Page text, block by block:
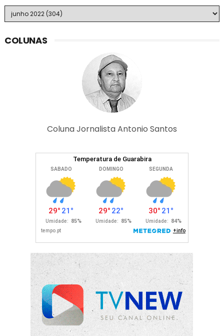
COLUNAS
Coluna Jornalista Antonio Santos